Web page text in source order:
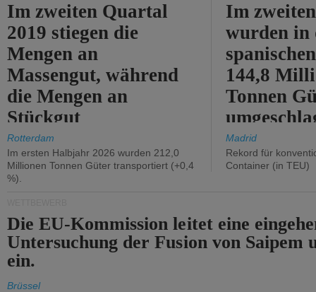
Im zweiten Quartal
2019 stiegen die
Mengen an
Massengut, während
die Mengen an
Stückgut
zurückgingen.
Rotterdam
Im ersten Halbjahr 2026 wurden 212,0
Millionen Tonnen Güter transportiert (+0,4
%).
Im
wurden in
144,8
Tonnen
%).
Madrid
Rekord für
Container (in TEU)
Die EU-Kommission leitet eine
Untersuchung der Fusion von Saipem
ein.
Brüssel